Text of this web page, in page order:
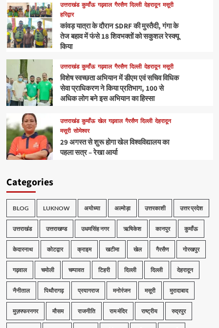
उत्तराखंड कुमाँऊ गढ़वाल गैरसैण दिल्ली देहरादून मसूरी
हरिद्वार
कांवड़ यात्रा के दौरान SDRF की मुस्तैदी, गंगा के
तेज बहाव में फंसे 18 शिवभक्तों को सकुशल रेस्क्यू
किया
उत्तराखंड कुमाँऊ गढ़वाल गैरसैण दिल्ली देहरादून मसूरी
विशेष स्वच्छता अभियान में डीएम एवं सचिव विधिक
सेवा प्राधिकरण ने किया प्रतिभाग, 100 से
अधिक लोग बने इस अभियान का हिस्सा
उत्तराखंड कुमाँऊ खेल गढ़वाल गैरसैण दिल्ली देहरादून
मसूरी सोमेश्वर
29 अगस्त से शुरू होगा खेल विश्वविद्यालय का
पहला सत्र – रेखा आर्या
Categories
BLOG LUKNOW अयोध्या अल्मोड़ा उत्तरकाशी उत्तर प्रदेश
उत्तराखंड उत्तराखण्ड उधमसिंह नगर ऋषिकेश कानपुर कुमाँऊ
केदारनाथ कोटद्वार क्राइम खटीमा खेल गैरसैण गोरखपुर
गढ़वाल चमोली चम्पावत टिहरी दिल्ली दिल्ली देहरादून
नैनीताल पिथौरागढ़ प्रयागराज मनोरंजन मसूरी मुरादाबाद
मुज़फ्फरनगर मौसम राजनीति राम मंदिर राष्ट्रीय रुद्रपुर